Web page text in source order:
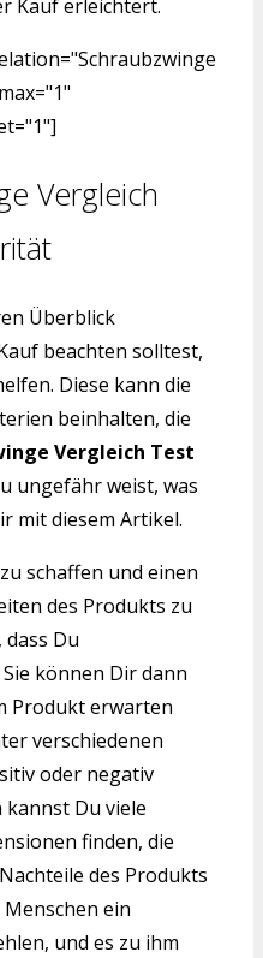
Kauf erleichtert.
Vergleich
Überblick
beachten solltest,
Diese kann die
beinhalten, die
Vergleich Test
ungefähr weist, was
mit diesem Artikel.
schaffen und einen
des Produkts zu
Du
können Dir dann
Produkt erwarten
verschiedenen
oder negativ
kannst Du viele
finden, die
des Produkts
ein
und es zu ihm